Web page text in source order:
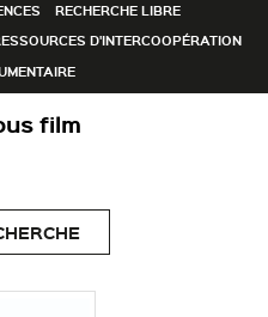
RECHERCHE LIBRE
D'INTERCOOPÉRATION
film